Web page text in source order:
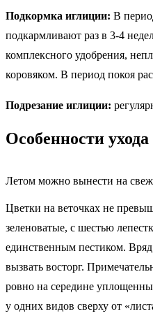
Подкормка иглиции: В
подкармливают раз в 3-4
комплексного удобрения,
коровяком. В период покоя
Подрезание иглиции:
Особенности
Летом можно вынести на
Цветки на веточках не
зеленоватые, с шестью
единственным пестиком.
вызвать восторг.
ровно на середине
у одних видов сверху от